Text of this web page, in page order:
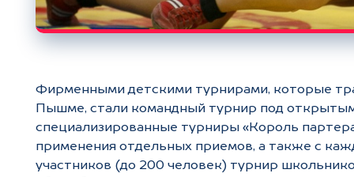
Фирменными детскими турнирами, которые
Пышме, стали командный турнир под
специализированные турниры «Король
применения отдельных приемов, а также с
участников (до 200 человек) турнир